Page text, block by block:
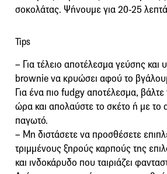
σοκολάτας. Ψήνουμε για 20-25
Tips
– Για τέλειο αποτέλεσμα γεύσης
brownie να κρυώσει αφού το
Για ένα πιο fudgy αποτέλεσμα, βάλτε
ώρα και απολαύστε το σκέτο ή με το
παγωτό.
– Μη διστάσετε να προσθέσετε
τριμμένους ξηρούς καρπούς της
και ινδοκάρυδο που ταιριάζει